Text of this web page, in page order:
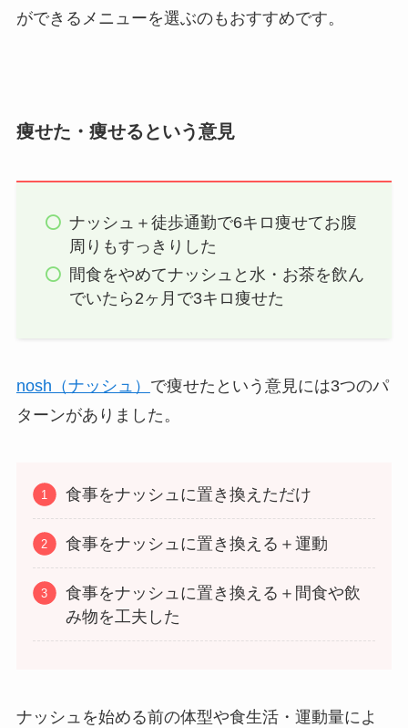
ができるメニューを選ぶのもおすすめです。
痩せた・痩せるという意見
ナッシュ＋徒歩通勤で6キロ痩せてお腹
周りもすっきりした
間食をやめてナッシュと水・お茶を飲ん
でいたら2ヶ月で3キロ痩せた
nosh（ナッシュ） で痩せたという意見には3つのパ
ターンがありました。
食事をナッシュに置き換えただけ
食事をナッシュに置き換える＋運動
食事をナッシュに置き換える＋間食や飲
み物を工夫した
ナッシュを始める前の体型や食生活・運動量によ